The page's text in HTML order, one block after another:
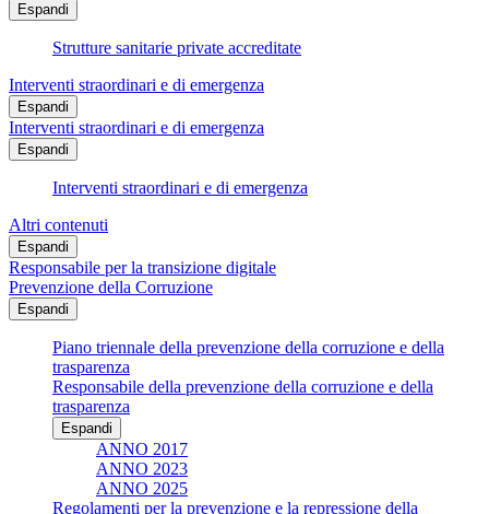
Espandi
Strutture sanitarie private accreditate
Interventi straordinari e di emergenza
Espandi
Interventi straordinari e di emergenza
Espandi
Interventi straordinari e di emergenza
Altri contenuti
Espandi
Responsabile per la transizione digitale
Prevenzione della Corruzione
Espandi
Piano triennale della prevenzione della corruzione e della
trasparenza
Responsabile della prevenzione della corruzione e della
trasparenza
Espandi
ANNO 2017
ANNO 2023
ANNO 2025
Regolamenti per la prevenzione e la repressione della